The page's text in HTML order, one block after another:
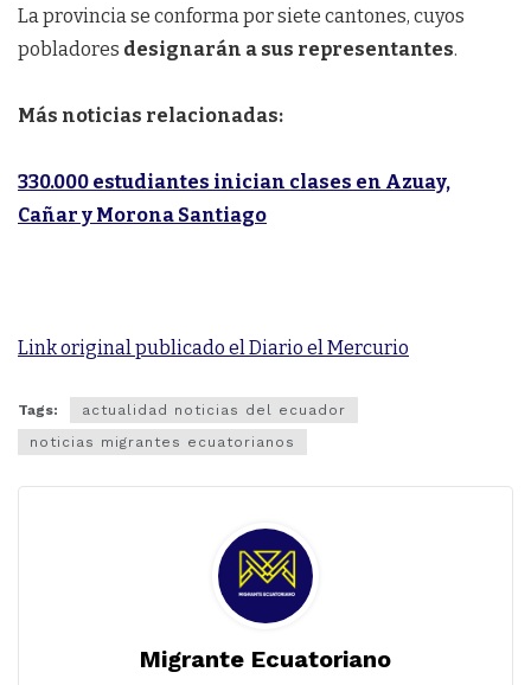
La provincia se conforma por siete cantones, cuyos
pobladores designarán a sus representantes.
Más noticias relacionadas:
330.000 estudiantes inician clases en Azuay,
Cañar y Morona Santiago
Link original publicado el Diario el Mercurio
Tags:
actualidad noticias del ecuador
noticias migrantes ecuatorianos
Migrante Ecuatoriano